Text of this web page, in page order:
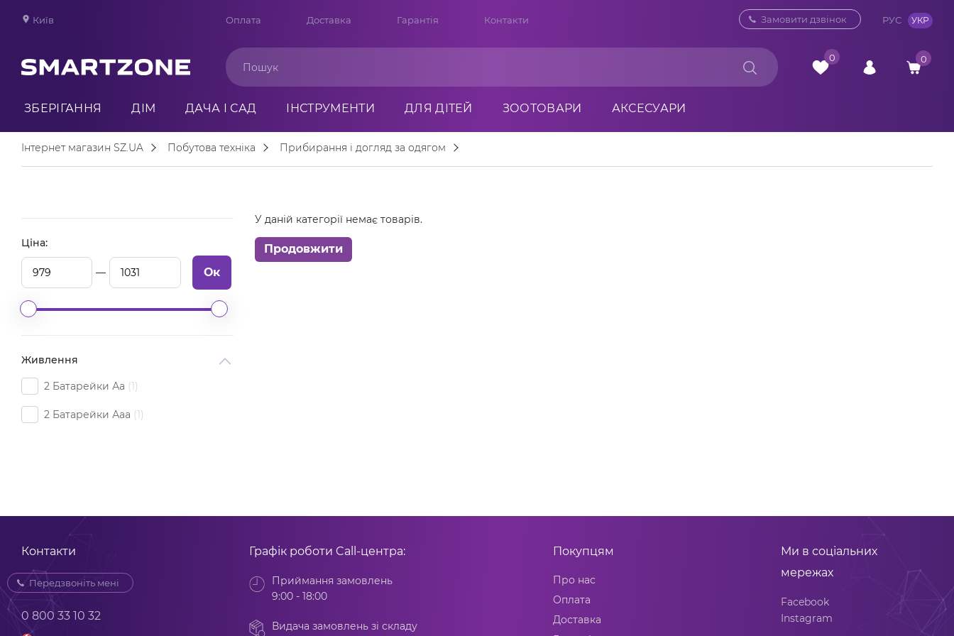
Київ Оплата Доставка Гарантія Контакти 0 800 33 10 32
Замовити дзвінок РУС УКР
0 0
ЗБЕРІГАННЯ ДІМ ДАЧА І САД ІНСТРУМЕНТИ ДЛЯ ДІТЕЙ ЗООТОВАРИ АКСЕСУАРИ
Інтернет магазин SZ.UA Побутова техніка Прибирання і догляд за одягом
Ціна:
Ок
Живлення
2 Батарейки Аа 1
2 Батарейки Ааa 1
У даній категорії немає товарів.
Продовжити
Контакти
Передзвоніть мені
0 800 33 10 32
Графік роботи Call-центра:
Приймання замовлень
9:00 - 18:00
Видача замовлень зі складу
Покупцям
Про нас
Оплата
Доставка
Ми в соціальних
мережах
Facebook
Instagram